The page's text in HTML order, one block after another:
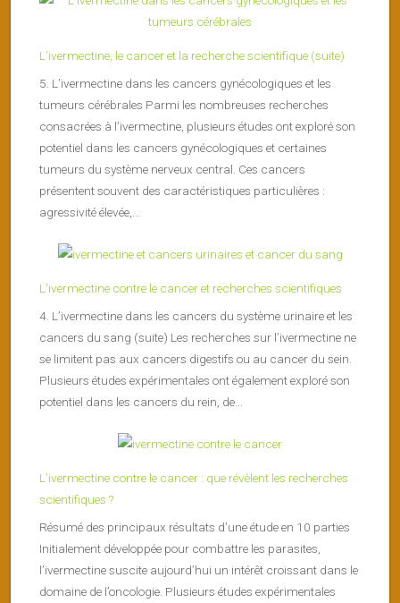
L’ivermectine, le cancer et la recherche scientifique (suite)
5. L’ivermectine dans les cancers gynécologiques et les
tumeurs cérébrales Parmi les nombreuses recherches
consacrées à l’ivermectine, plusieurs études ont exploré son
potentiel dans les cancers gynécologiques et certaines
tumeurs du système nerveux central. Ces cancers
présentent souvent des caractéristiques particulières :
agressivité élevée,...
L’ivermectine contre le cancer et recherches scientifiques
4. L’ivermectine dans les cancers du système urinaire et les
cancers du sang (suite) Les recherches sur l’ivermectine ne
se limitent pas aux cancers digestifs ou au cancer du sein.
Plusieurs études expérimentales ont également exploré son
potentiel dans les cancers du rein, de...
L’ivermectine contre le cancer : que révèlent les recherches
scientifiques ?
Résumé des principaux résultats d’une étude en 10 parties
Initialement développée pour combattre les parasites,
l’ivermectine suscite aujourd’hui un intérêt croissant dans le
domaine de l’oncologie. Plusieurs études expérimentales